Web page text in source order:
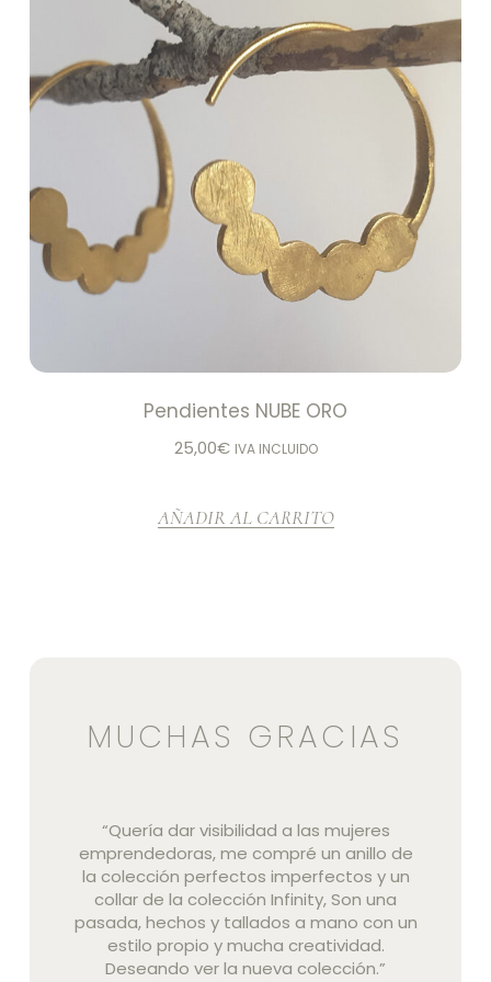
Pendientes NUBE ORO
25,00€ IVA INCLUIDO
AÑADIR AL CARRITO
MUCHAS GRACIAS
“Quería dar visibilidad a las mujeres
emprendedoras, me compré un anillo de
la colección perfectos imperfectos y un
collar de la colección Infinity, Son una
pasada, hechos y tallados a mano con un
estilo propio y mucha creatividad.
Deseando ver la nueva colección.”